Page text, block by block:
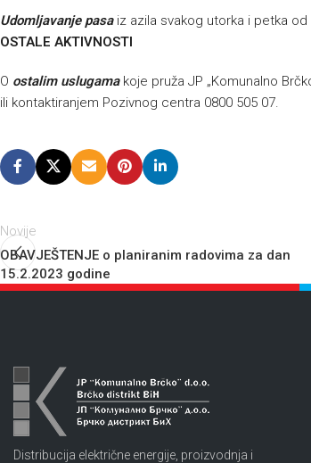
Udomljavanje pasaiz azila svakog utorka i petka od
OSTALE AKTIVNOSTI
O ostalim uslugamakoje pruža JP „Komunalno
ili kontaktiranjem Pozivnog centra 0800 505 07.
Novije
OBAVJEŠTENJE o planiranim radovima za dan
15.2.2023 godine
Distribucija električne energije, proizvodnja i